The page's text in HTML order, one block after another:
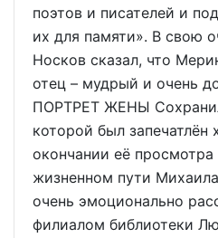
поэтов и писателей и
их для памяти». В свою
Носков сказал, что
отец – мудрый и очень
ПОРТРЕТ ЖЕНЫ
которой был запечатлён
окончании её
жизненном пути
очень эмоционально
филиалом библиотеки